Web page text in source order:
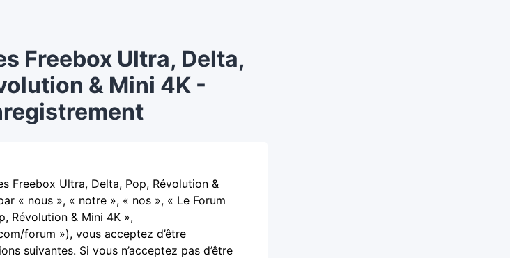
Freebox Ultra, Delta,
& Mini 4K -
Freebox Ultra, Delta, Pop, Révolution &
« nous », « notre », « nos », « Le Forum
Révolution & Mini 4K »,
forum »), vous acceptez d’être
suivantes. Si vous n’acceptez pas d’être